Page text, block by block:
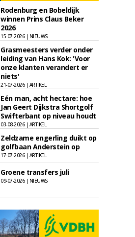
Rodenburg en Bobeldijk
winnen Prins Claus Beker
2026
15-07-2026 | NIEUWS
Grasmeesters verder onder
leiding van Hans Kok: 'Voor
onze klanten verandert er
niets'
21-07-2026 | ARTIKEL
Eén man, acht hectare: hoe
Jan Geert Dijkstra Shortgolf
Swifterbant op niveau houdt
03-08-2026 | ARTIKEL
Zeldzame engerling duikt op
golfbaan Anderstein op
17-07-2026 | ARTIKEL
Groene transfers juli
09-07-2026 | NIEUWS